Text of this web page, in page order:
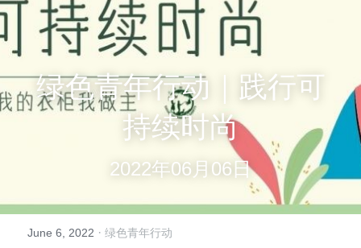
共建伙伴
加入我们
可持续发展教育
有机生态教育
低碳节能倡导
营造可持续生活
助力儿童成长
倡导生物多样性
青年力量
志愿者+
学校小组
资源中心
机构年报
影像资料
搜索
English
绿色青年行动｜践行可
持续时尚
2022年06月06日
June 6, 2022 · 绿色青年行动